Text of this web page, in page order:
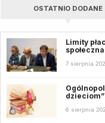
OSTATNIO DODANE
Limity
7 sierpnia
dzieciom”
6 sierpnia